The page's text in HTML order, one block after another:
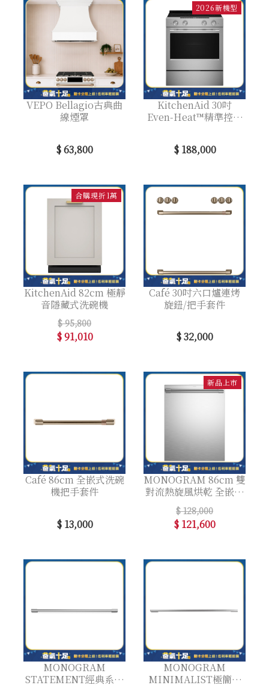
VEPO Bellagio古典曲
線煙罩
$ 63,800
2026新機型
KitchenAid 30吋
Even-Heat™精準控溫
$ 188,000
合購現折1萬
KitchenAid 82cm 極靜
音隱藏式洗碗機
$ 95,800
$ 91,010
Café 30吋六口爐連烤
旋鈕/把手套件
$ 32,000
Café 86cm 全嵌式洗碗
機把手套件
$ 13,000
新品上市
MONOGRAM 86cm 雙
對流熱旋風烘乾 全嵌式
洗碗機(不含把手)
$ 128,000
$ 121,600
MONOGRAM
STATEMENT經典系列
MONOGRAM
MINIMALIST極簡系